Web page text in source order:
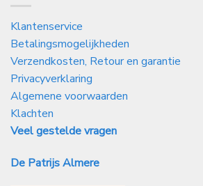
Klantenservice
Betalingsmogelijkheden
Verzendkosten, Retour en garantie
Privacyverklaring
Algemene voorwaarden
Klachten
Veel gestelde vragen
De Patrijs Almere